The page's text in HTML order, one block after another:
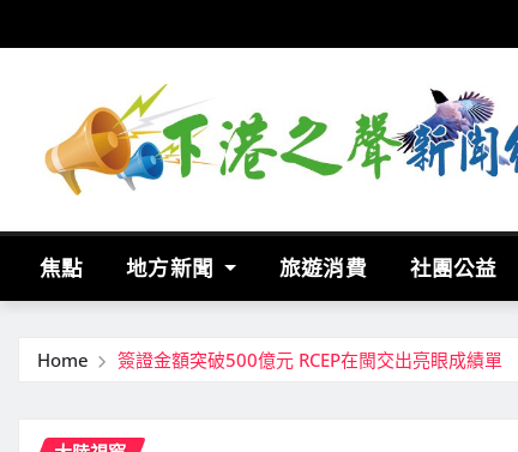
to
焦點 地方新聞 旅遊消費 社團公益
Home 簽證金額突破500億元 RCEP在閩交出亮眼成績單